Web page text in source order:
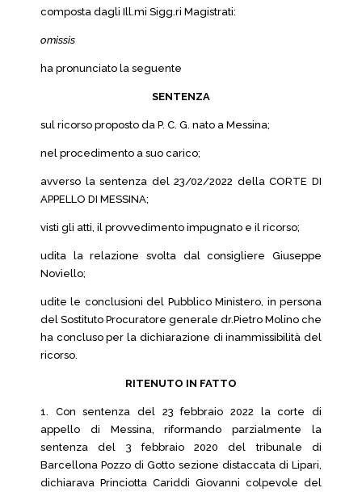
composta dagli Ill.mi Sigg.ri Magistrati:
omissis
ha pronunciato la seguente
SENTENZA
sul ricorso proposto da P. C. G. nato a Messina;
nel procedimento a suo carico;
avverso la sentenza del 23/02/2022 della CORTE DI
APPELLO DI MESSINA;
visti gli atti, il provvedimento impugnato e il ricorso;
udita la relazione svolta dal consigliere Giuseppe
Noviello;
udite le conclusioni del Pubblico Ministero, in persona
del Sostituto Procuratore generale dr.Pietro Molino che
ha concluso per la dichiarazione di inammissibilità del
ricorso.
RITENUTO IN FATTO
1. Con sentenza del 23 febbraio 2022 la corte di
appello di Messina, riformando parzialmente la
sentenza del 3 febbraio 2020 del tribunale di
Barcellona Pozzo di Gotto sezione distaccata di Lipari,
dichiarava Princiotta Cariddi Giovanni colpevole del